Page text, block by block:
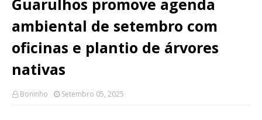
Guarulhos promove agenda
ambiental de setembro com
oficinas e plantio de árvores
nativas
Boninho Setembro 05, 2025